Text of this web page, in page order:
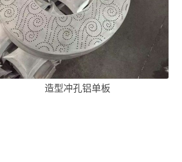
造型冲孔铝单板